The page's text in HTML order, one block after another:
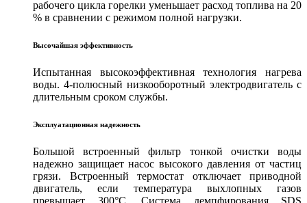
рабочего цикла горелки уменьшает расход топлива на 20
% в сравнении с режимом полной нагрузки.
Высочайшая эффективность
Испытанная высокоэффективная технология нагрева
воды. 4-полюсный низкооборотный электродвигатель с
длительным сроком службы.
Эксплуатационная надежность
Большой встроенный фильтр тонкой очистки воды
надежно защищает насос высокого давления от частиц
грязи. Встроенный термостат отключает приводной
двигатель, если температура выхлопных газов
превышает 300°C. Система демпфирования SDS